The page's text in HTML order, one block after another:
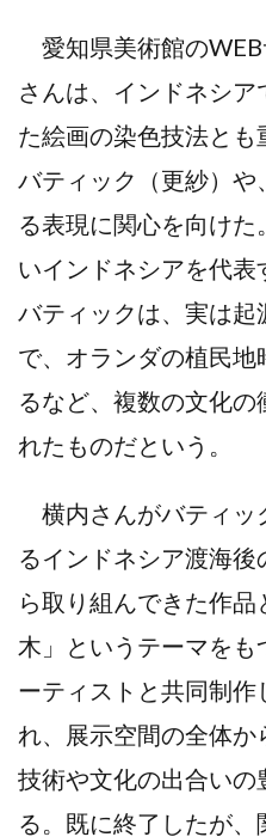
愛知県美術館の
さんは、インドネシア
た絵画の染色技法と
バティック（更紗）
る表現に関心を向け
いインドネシアを代
バティックは、実は
で、オランダの植民
るなど、複数の文化の
れたものだという。
横内さんがバティッ
るインドネシア渡海
ら取り組んできた作
木」というテーマを
ーティストと共同制作
れ、展示空間の全体
技術や文化の出合いの
る。既に終了したが